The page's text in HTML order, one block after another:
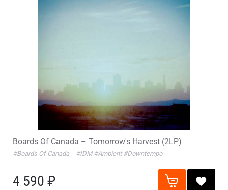
Boards Of Canada – Tomorrow's Harvest (2LP)
#Boards Of Canada #IDM #Ambient #Downtempo
4 590 ₽